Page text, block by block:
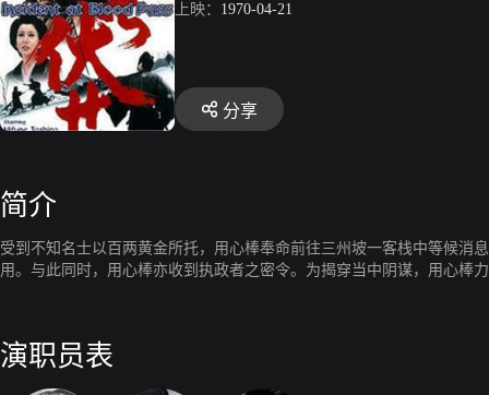
上映： 1970-04-21
分享
简介
受到不知名士以百两黄金所托，用心棒奉命前往三州坡一客栈中等候消
用。与此同时，用心棒亦收到执政者之密令。为揭穿当中阴谋，用心棒
演职员表